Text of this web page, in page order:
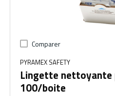
Comparer
PYRAMEX SAFETY
Lingette nettoyante
100/boite